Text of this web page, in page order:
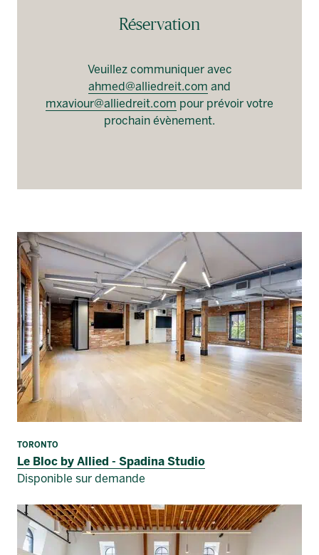
Réservation
Veuillez communiquer avec
ahmed@alliedreit.com and
mxaviour@alliedreit.com pour prévoir votre
prochain évènement.
TORONTO
Le Bloc by Allied - Spadina Studio
Disponible sur demande